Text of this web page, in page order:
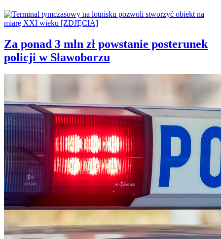
Za ponad 3 mln zł powstanie posterunek
policji w Sławoborzu